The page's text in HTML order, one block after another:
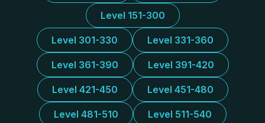
Level 151-300
Level 301-330 Level 331-360
Level 361-390 Level 391-420
Level 421-450 Level 451-480
Level 481-510 Level 511-540